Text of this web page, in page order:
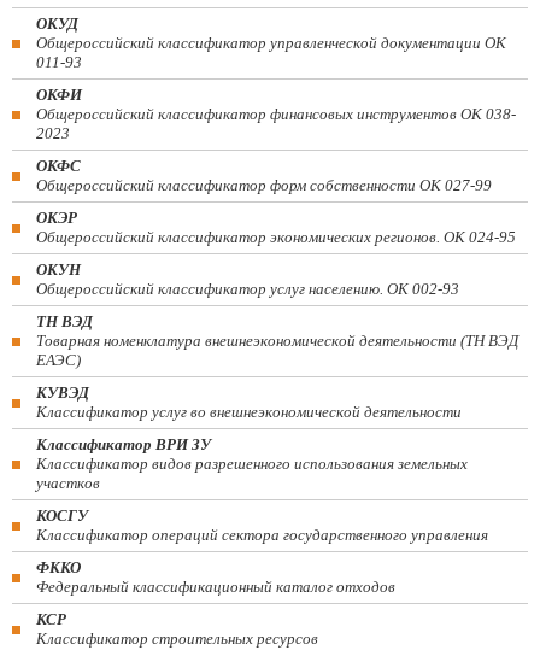
ОКУД
Общероссийский классификатор управленческой документации ОК
011-93
ОКФИ
Общероссийский классификатор финансовых инструментов OK 038-
2023
ОКФС
Общероссийский классификатор форм собственности ОК 027-99
ОКЭР
Общероссийский классификатор экономических регионов. ОК 024-95
ОКУН
Общероссийский классификатор услуг населению. ОК 002-93
ТН ВЭД
Товарная номенклатура внешнеэкономической деятельности (ТН ВЭД
ЕАЭС)
КУВЭД
Классификатор услуг во внешнеэкономической деятельности
Классификатор ВРИ ЗУ
Классификатор видов разрешенного использования земельных
участков
КОСГУ
Классификатор операций сектора государственного управления
ФККО
Федеральный классификационный каталог отходов
КСР
Классификатор строительных ресурсов